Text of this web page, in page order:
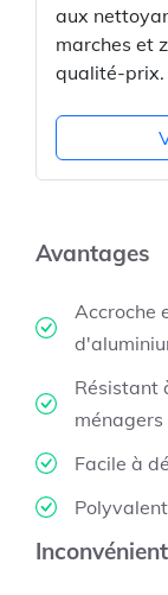
aux
marches et
qualité-prix.
Avantages
Accroche
Résistant
ménagers
Facile à